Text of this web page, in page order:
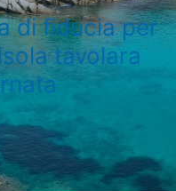
di fiducia per
tavolara